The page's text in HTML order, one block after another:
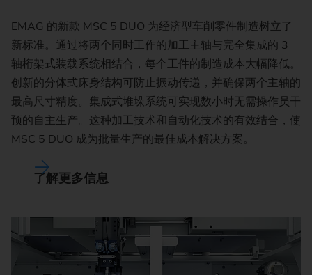
EMAG 的新款 MSC 5 DUO 为经济型车削零件制造树立了
新标准。通过将两个同时工作的加工主轴与完全集成的 3
轴桁架式装载系统相结合，每个工件的制造成本大幅降低。
创新的分体式床身结构可防止振动传递，并确保两个主轴的
最高尺寸精度。集成式堆垛系统可实现数小时无需操作员干
预的自主生产。这种加工技术和自动化技术的有效结合，使
MSC 5 DUO 成为批量生产的最佳成本解决方案。
了解更多信息